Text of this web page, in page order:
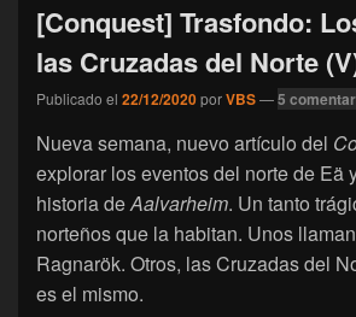
[Conquest] Trasfondo:
las Cruzadas del Norte
Publicado el 22/12/2020porVBS—5
Nueva semana, nuevo artículo del
explorar los eventos del norte de Eä
historia deAalvarheim. Un tanto
norteños que la habitan. Unos
Ragnarök. Otros, las Cruzadas del
es el mismo.